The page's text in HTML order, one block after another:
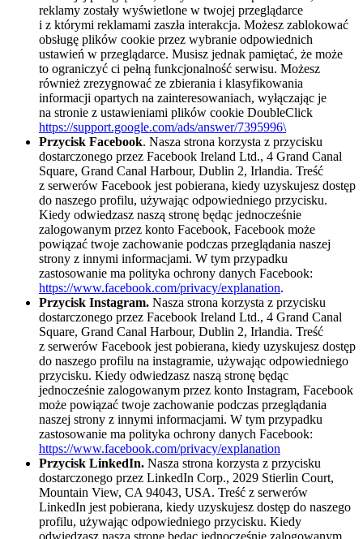
reklamy zostały wyświetlone w twojej przeglądarce
i z którymi reklamami zaszła interakcja. Możesz zablokować
obsługę plików cookie przez wybranie odpowiednich
ustawień w przeglądarce. Musisz jednak pamiętać, że może
to ograniczyć ci pełną funkcjonalność serwisu. Możesz
również zrezygnować ze zbierania i klasyfikowania
informacji opartych na zainteresowaniach, wyłączając je
na stronie z ustawieniami plików cookie DoubleClick
https://support.google.com/ads/answer/7395996\
Przycisk Facebook. Nasza strona korzysta z przycisku
dostarczonego przez Facebook Ireland Ltd., 4 Grand Canal
Square, Grand Canal Harbour, Dublin 2, Irlandia. Treść
z serwerów Facebook jest pobierana, kiedy uzyskujesz dostęp
do naszego profilu, używając odpowiedniego przycisku.
Kiedy odwiedzasz naszą stronę będąc jednocześnie
zalogowanym przez konto Facebook, Facebook może
powiązać twoje zachowanie podczas przeglądania naszej
strony z innymi informacjami. W tym przypadku
zastosowanie ma polityka ochrony danych Facebook:
https://www.facebook.com/privacy/explanation.
Przycisk Instagram. Nasza strona korzysta z przycisku
dostarczonego przez Facebook Ireland Ltd., 4 Grand Canal
Square, Grand Canal Harbour, Dublin 2, Irlandia. Treść
z serwerów Facebook jest pobierana, kiedy uzyskujesz dostęp
do naszego profilu na instagramie, używając odpowiedniego
przycisku. Kiedy odwiedzasz naszą stronę będąc
jednocześnie zalogowanym przez konto Instagram, Facebook
może powiązać twoje zachowanie podczas przeglądania
naszej strony z innymi informacjami. W tym przypadku
zastosowanie ma polityka ochrony danych Facebook:
https://www.facebook.com/privacy/explanation
Przycisk LinkedIn. Nasza strona korzysta z przycisku
dostarczonego przez LinkedIn Corp., 2029 Stierlin Court,
Mountain View, CA 94043, USA. Treść z serwerów
LinkedIn jest pobierana, kiedy uzyskujesz dostęp do naszego
profilu, używając odpowiedniego przycisku. Kiedy
odwiedzasz naszą stronę będąc jednocześnie zalogowanym